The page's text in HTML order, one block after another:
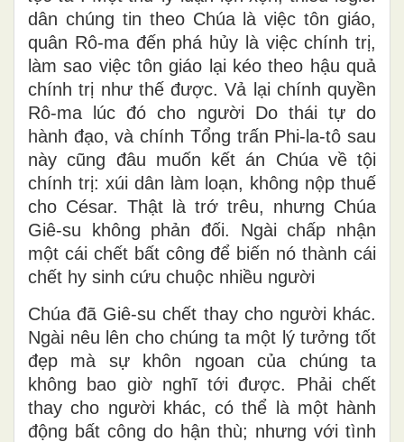
dân chúng tin theo Chúa là việc tôn giáo,
quân Rô-ma đến phá hủy là việc chính trị,
làm sao việc tôn giáo lại kéo theo hậu quả
chính trị như thế được. Vả lại chính quyền
Rô-ma lúc đó cho người Do thái tự do
hành đạo, và chính Tổng trấn Phi-la-tô sau
này cũng đâu muốn kết án Chúa về tội
chính trị: xúi dân làm loạn, không nộp thuế
cho César. Thật là trớ trêu, nhưng Chúa
Giê-su không phản đối. Ngài chấp nhận
một cái chết bất công để biến nó thành cái
chết hy sinh cứu chuộc nhiều người
Chúa đã Giê-su chết thay cho người khác.
Ngài nêu lên cho chúng ta một lý tưởng tốt
đẹp mà sự khôn ngoan của chúng ta
không bao giờ nghĩ tới được. Phải chết
thay cho người khác, có thể là một hành
động bất công do hận thù; nhưng với tình